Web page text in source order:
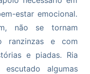
estar emocional.
não se tornam
ranzinzas e com
e piadas. Ria
algumas